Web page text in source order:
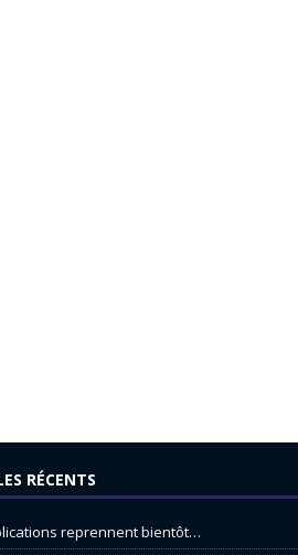
RÉCENTS
reprennent bientôt…